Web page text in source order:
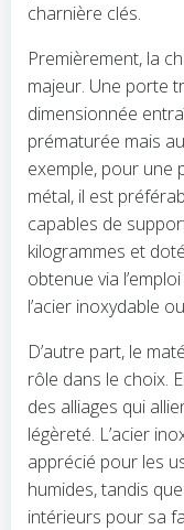
charnière clés.
Premièrement, la
majeur. Une porte
dimensionnée
prématurée mais
exemple, pour une
métal, il est
capables de
kilogrammes et
obtenue via
l’acier inoxydable
D’autre part, le
rôle dans le choix.
des alliages qui
légèreté. L’acier
apprécié pour les
humides, tandis
intérieurs pour sa